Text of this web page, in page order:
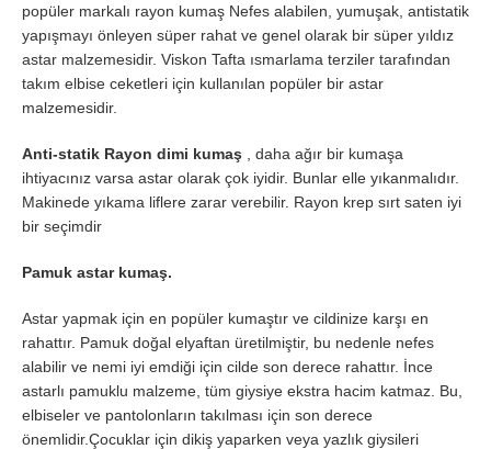
popüler markalı rayon kumaş Nefes alabilen, yumuşak, antistatik
yapışmayı önleyen süper rahat ve genel olarak bir süper yıldız
astar malzemesidir. Viskon Tafta ısmarlama terziler tarafından
takım elbise ceketleri için kullanılan popüler bir astar
malzemesidir.
Anti-statik Rayon dimi kumaş , daha ağır bir kumaşa
ihtiyacınız varsa astar olarak çok iyidir. Bunlar elle yıkanmalıdır.
Makinede yıkama liflere zarar verebilir. Rayon krep sırt saten iyi
bir seçimdir
Pamuk astar kumaş.
Astar yapmak için en popüler kumaştır ve cildinize karşı en
rahattır. Pamuk doğal elyaftan üretilmiştir, bu nedenle nefes
alabilir ve nemi iyi emdiği için cilde son derece rahattır. İnce
astarlı pamuklu malzeme, tüm giysiye ekstra hacim katmaz. Bu,
elbiseler ve pantolonların takılması için son derece
önemlidir.Çocuklar için dikiş yaparken veya yazlık giysileri